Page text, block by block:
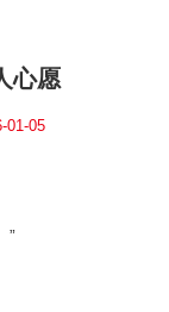
心愿
01-05
”